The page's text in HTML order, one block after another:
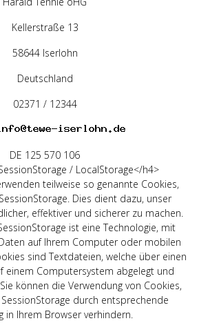
Kellerstraße 13
58644 Iserlohn
Deutschland
02371 / 12344
DE 125 570 106
/ LocalStorage</h4>
teilweise so genannte Cookies,
Dies dient dazu, unser
effektiver und sicherer zu machen.
ist eine Technologie, mit
auf Ihrem Computer oder mobilen
sind Textdateien, welche über einen
einem Computersystem abgelegt und
können die Verwendung von Cookies,
durch entsprechende
in Ihrem Browser verhindern.